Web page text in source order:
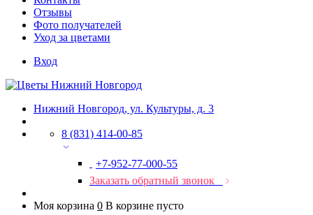
Отзывы
Фото получателей
Уход за цветами
Вход
Нижний Новгород, ул. Культуры, д. 3
8 (831) 414-00-85
+7-952-77-000-55
Заказать обратный звонок
Моя корзина 0 В корзине пусто